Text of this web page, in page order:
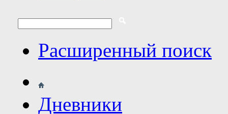
Расширенный поиск
Дневники